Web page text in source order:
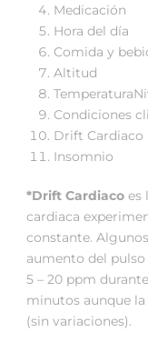
Medicación
Hora del día
Comida y
Altitud
Temperatura
Condiciones
Drift Cardiaco
Insomnio
*Drift Cardiaco es
cardiaca
constante.
aumento del
5 – 20 ppm
minutos aunque
(sin variaciones).